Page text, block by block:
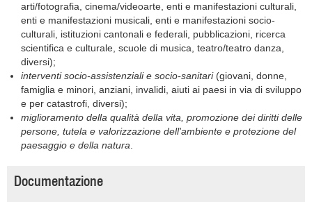
arti/fotografia, cinema/videoarte, enti e manifestazioni culturali,
enti e manifestazioni musicali, enti e manifestazioni socio-
culturali, istituzioni cantonali e federali, pubblicazioni, ricerca
scientifica e culturale, scuole di musica, teatro/teatro danza,
diversi);
interventi socio-assistenziali e socio-sanitari (giovani, donne,
famiglia e minori, anziani, invalidi, aiuti ai paesi in via di sviluppo
e per catastrofi, diversi);
miglioramento della qualità della vita, promozione dei diritti delle
persone, tutela e valorizzazione dell'ambiente e protezione del
paesaggio e della natura
Documentazione